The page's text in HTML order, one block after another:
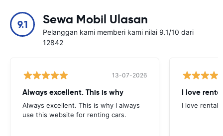
9.1 Sewa Mobil Ulasan
Pelanggan kami memberi kami nilai 9.1/10 dari
12842
13-07-2026
Always excellent. This is why
Always excellent. This is why I always
use this website for renting cars.
I love
I love rental